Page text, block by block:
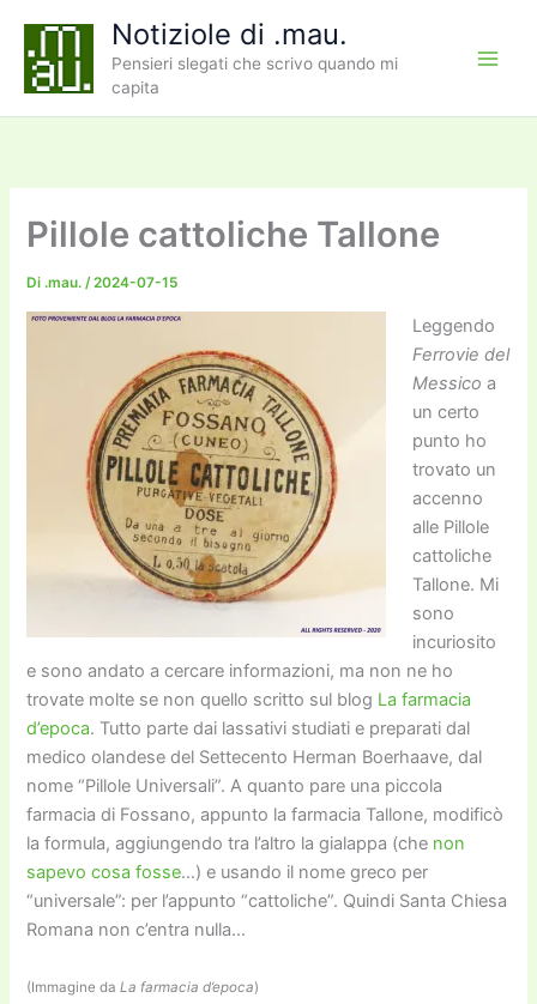
contenuto
Notiziole di .mau.
Pensieri slegati che scrivo quando mi
capita
Pillole cattoliche Tallone
Di .mau./2024-07-15
Leggendo
Ferrovie del
Messico a
un certo
punto ho
trovato un
accenno
alle Pillole
cattoliche
Tallone. Mi
sono
incuriosito
e sono andato a cercare informazioni, ma non ne ho
trovate molte se non quello scritto sul blog La farmacia
d’epoca. Tutto parte dai lassativi studiati e preparati dal
medico olandese del Settecento Herman Boerhaave, dal
nome “Pillole Universali”. A quanto pare una piccola
farmacia di Fossano, appunto la farmacia Tallone, modificò
la formula, aggiungendo tra l’altro la gialappa (che non
sapevo cosa fosse…) e usando il nome greco per
“universale”: per l’appunto “cattoliche”. Quindi Santa Chiesa
Romana non c’entra nulla…
(Immagine daLa farmacia d’epoca)